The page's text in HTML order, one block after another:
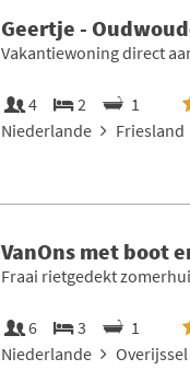
Geertje -
Vakantiewoning direct
4 2
1
Niederlande
Friesland
VanOns met boot
Fraai rietgedekt
6 3
1
Niederlande
Overijssel